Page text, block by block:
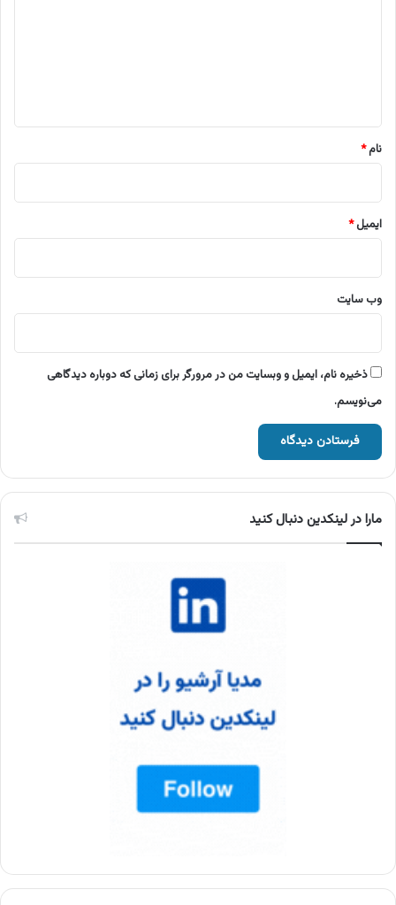
نام*
ایمیل*
وب‌ سایت
ذخیره نام، ایمیل و وبسایت من در مرورگر برای زمانی که دوباره دیدگاهی
می‌نویسم.
مارا در لینکدین دنبال کنید